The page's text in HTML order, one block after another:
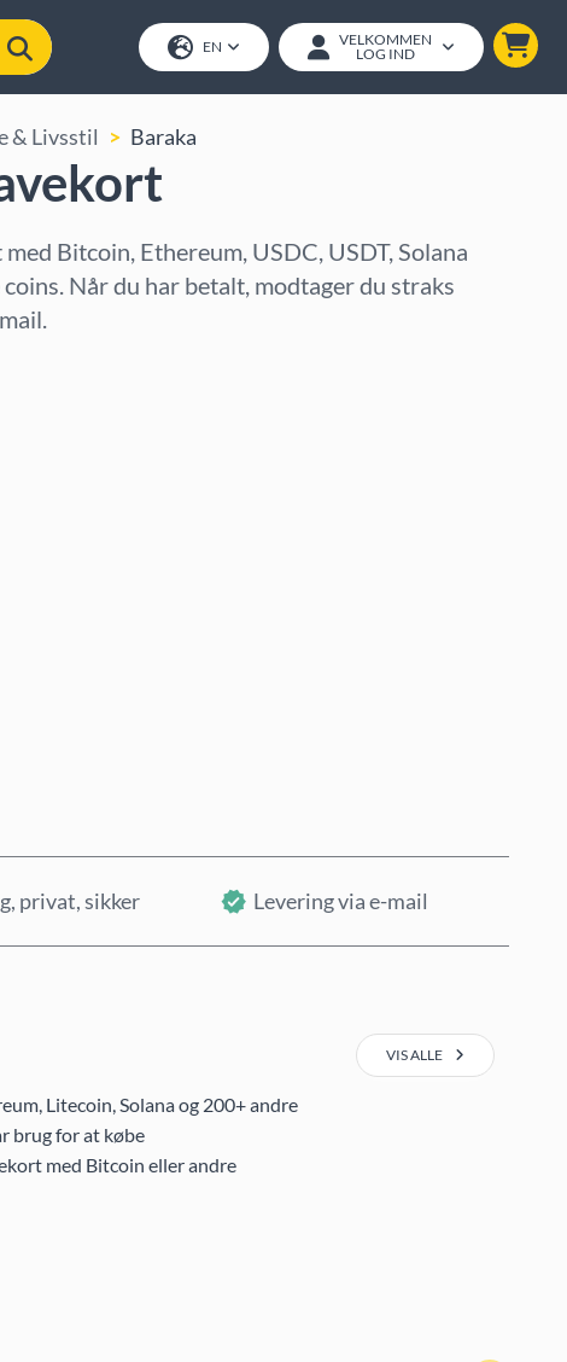
EN
VELKOMMEN
LOG IND
& Livsstil Baraka
Bitcoin, Ethereum, USDC, USDT, Solana
Når du har betalt, modtager du straks
privat, sikker Levering via e-mail
Litecoin, Solana og 200+ andre
brug for at købe
med Bitcoin eller andre
VIS ALLE